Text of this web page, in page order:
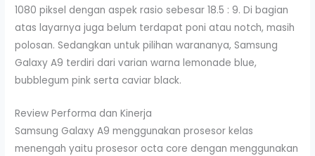
1080 piksel dengan aspek rasio sebesar 18.5 : 9. Di bagian
atas layarnya juga belum terdapat poni atau notch, masih
polosan. Sedangkan untuk pilihan warananya, Samsung
Galaxy A9 terdiri dari varian warna lemonade blue,
bubblegum pink serta caviar black.
Review Performa dan Kinerja
Samsung Galaxy A9 menggunakan prosesor kelas
menengah yaitu prosesor octa core dengan menggunakan